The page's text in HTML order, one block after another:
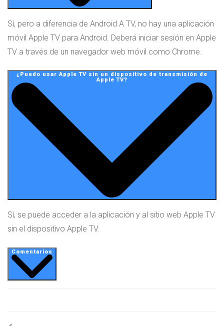
Sí, pero a diferencia de Android A TV, no hay una aplicación
móvil Apple TV para Android. Deberá iniciar sesión en Apple
TV a través de un navegador web móvil como Chrome.
¿Puedo usar Apple TV sin un dispositivo de transmisión de
Apple TV?
Sí, se puede acceder a la aplicación y al sitio web Apple TV
sin el dispositivo Apple TV.
Comentarios